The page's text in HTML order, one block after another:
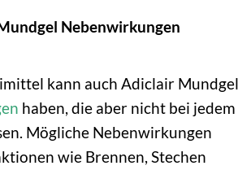
Nebenwirkungen
kann auch Adiclair Mundgel
haben, die aber nicht bei jedem
Mögliche Nebenwirkungen
wie Brennen, Stechen